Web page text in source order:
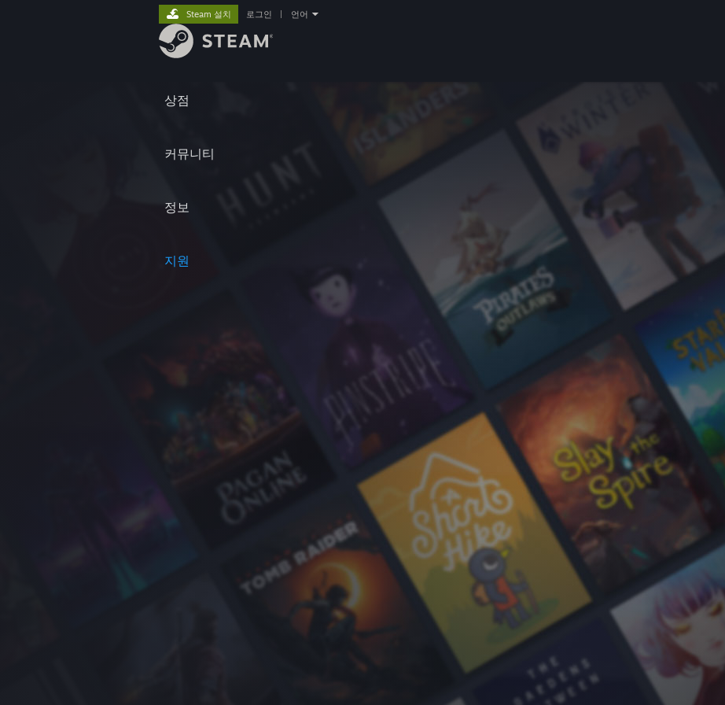
상점
커뮤니티
정보
지원
Steam 설치 로그인 언어